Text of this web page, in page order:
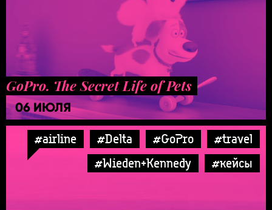
GoPro. The Secret Life of Pets
06 ИЮЛЯ
#airline #Delta #GoPro
#travel
#Wieden+Kennedy
#кейсы